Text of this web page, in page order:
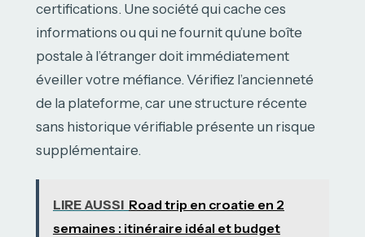
certifications. Une société qui cache ces
informations ou qui ne fournit qu’une boîte
postale à l’étranger doit immédiatement
éveiller votre méfiance. Vérifiez l’ancienneté
de la plateforme, car une structure récente
sans historique vérifiable présente un risque
supplémentaire.
LIRE AUSSI Road trip en croatie en 2
semaines : itinéraire idéal et budget